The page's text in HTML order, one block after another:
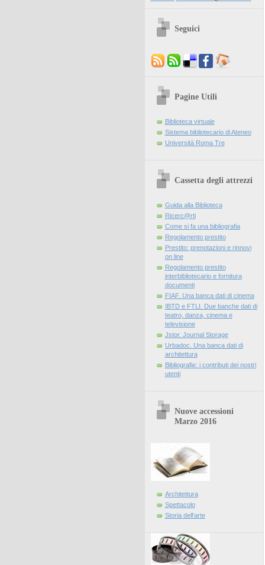
Seguici
Pagine Utili
Biblioteca virtuale
Sistema bibliotecario di Ateneo
Università Roma Tre
Cassetta degli attrezzi
Guida alla Biblioteca
Ricerc@rti
Come si fa una bibliografia
Regolamento prestito
Prestito: prenotazioni e rinnovi
on line
Regolamento prestito
interbibliotecario e fornitura
documenti
FIAF. Una banca dati di cinema
IBTD e FTLI. Due banche dati di
teatro, danza, cinema e
televisione
Jstor. Journal Storage
Urbadoc. Una banca dati di
architettura
Bibliografie: i contributi dei nostri
utenti
Nuove accessioni
Marzo 2016
Architettura
Spettacolo
Storia dell'arte